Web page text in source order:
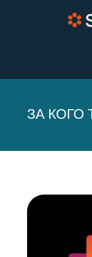
ЗА КОГО